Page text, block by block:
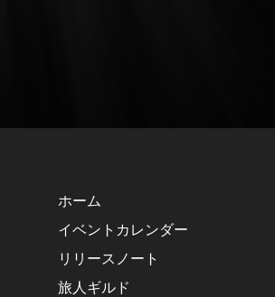
ホーム
イベントカレンダー
リリースノート
旅人ギルド